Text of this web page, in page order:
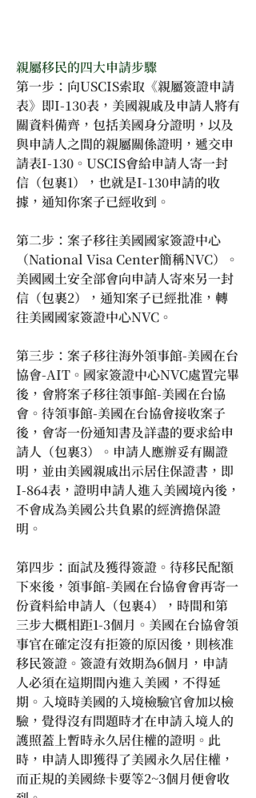
親屬移民的四大申請步驟
第一步：向USCIS索取《親屬簽證申請
表》即I-130表，美國親戚及申請人將有
關資料備齊，包括美國身分證明，以及
與申請人之間的親屬關係證明，遞交申
請表I-130。USCIS會給申請人寄一封
信（包裹1），也就是I-130申請的收
據，通知你案子已經收到。
第二步：案子移往美國國家簽證中心
（National Visa Center簡稱NVC）。
美國國土安全部會向申請人寄來另一封
信（包裹2），通知案子已經批准，轉
往美國國家簽證中心NVC。
第三步：案子移往海外領事館-美國在台
協會-AIT。國家簽證中心NVC處置完畢
後，會將案子移往領事館-美國在台協
會。待領事館-美國在台協會接收案子
後，會寄一份通知書及詳盡的要求給申
請人（包裹3）。申請人應辦妥有關證
明，並由美國親戚出示居住保證書，即
I-864表，證明申請人進入美國境內後，
不會成為美國公共負累的經濟擔保證
明。
第四步：面試及獲得簽證。待移民配額
下來後，領事館-美國在台協會會再寄一
份資料給申請人（包裹4），時間和第
三步大概相距1-3個月。美國在台協會領
事官在確定沒有拒簽的原因後，則核准
移民簽證。簽證有效期為6個月，申請
人必須在這期間內進入美國，不得延
期。入境時美國的入境檢驗官會加以檢
驗，覺得沒有問題時才在申請入境人的
護照蓋上暫時永久居住權的證明。此
時，申請人即獲得了美國永久居住權，
而正規的美國綠卡要等2~3個月便會收